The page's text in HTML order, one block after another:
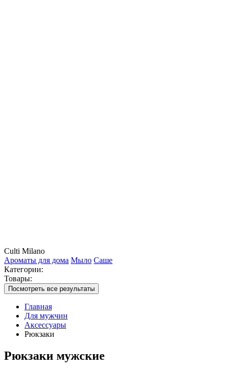
Culti Milano
Ароматы для дома Мыло Саше
Категории:
Товары:
Посмотреть все результаты
Главная
Для мужчин
Аксессуары
Рюкзаки
Рюкзаки мужские